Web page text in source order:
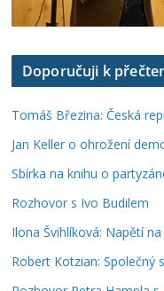
Doporučuji k
Tomáš Březina: Česká
Jan Keller o ohrožení
Sbírka na knihu o
Rozhovor s Ivo Budilem
Ilona Švihlíková: Napětí
Robert Kotzian: